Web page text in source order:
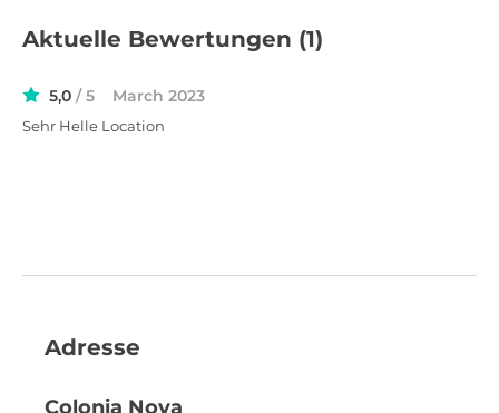
Aktuelle Bewertungen (1)
5,0 / 5 March 2023
Sehr Helle Location
Adresse
Colonia Nova